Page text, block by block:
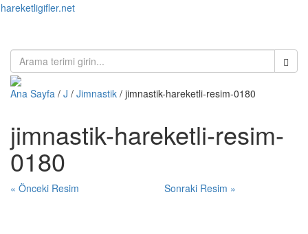
hareketligifler.net
Ana Sayfa / J / Jimnastik / jimnastik-hareketli-resim-0180
jimnastik-hareketli-resim-
0180
« Önceki Resim Sonraki Resim »